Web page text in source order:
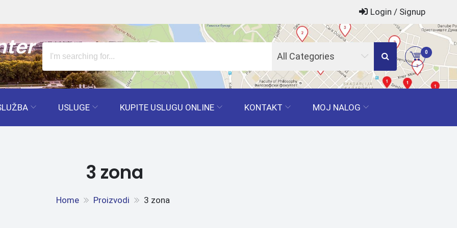
Login / Signup
All Categories 0
USLUGE KUPITE USLUGU ONLINE KONTAKT MOJ NALOG
3 zona
Home Proizvodi 3 zona